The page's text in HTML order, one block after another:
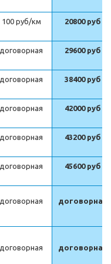
100 руб/км 20800 руб
договорная 29600 руб
договорная 38400 руб
договорная 42000 руб
договорная 43200 руб
договорная 45600 руб
договорная договорная
договорная договорная